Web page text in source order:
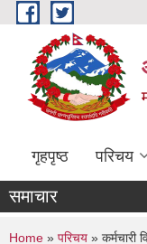
Skip to main content
गृहपृष्ठ परिचय
समाचार
Home » परिचय » कर्मचारी